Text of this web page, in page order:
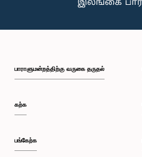
பாராளுமன்றத்திற்கு வருகை தருதல்
கற்க
பங்கேற்க